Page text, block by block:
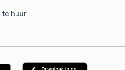
te huur'